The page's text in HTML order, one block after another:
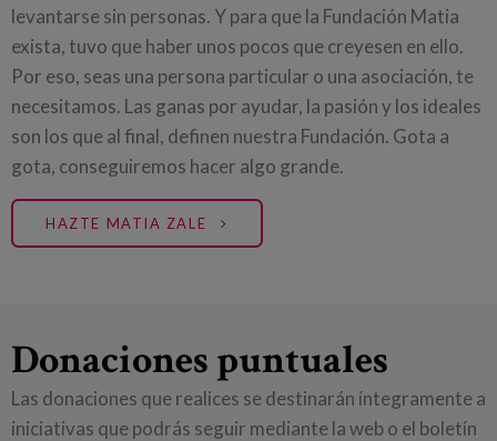
levantarse sin personas. Y para que la Fundación Matia
exista, tuvo que haber unos pocos que creyesen en ello.
Por eso, seas una persona particular o una asociación, te
necesitamos. Las ganas por ayudar, la pasión y los ideales
son los que al final, definen nuestra Fundación. Gota a
gota, conseguiremos hacer algo grande.
HAZTE MATIA ZALE
Donaciones puntuales
Las donaciones que realices se destinarán íntegramente a
iniciativas que podrás seguir mediante la web o el boletín